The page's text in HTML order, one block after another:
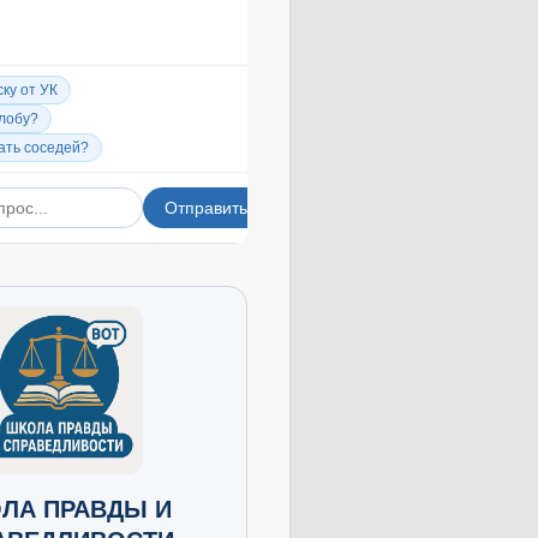
ПРАВДЫ И